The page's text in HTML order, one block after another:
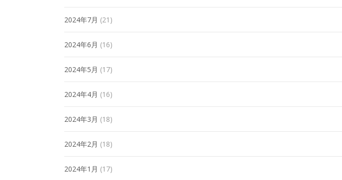
2024年7月 (21)
2024年6月 (16)
2024年5月 (17)
2024年4月 (16)
2024年3月 (18)
2024年2月 (18)
2024年1月 (17)